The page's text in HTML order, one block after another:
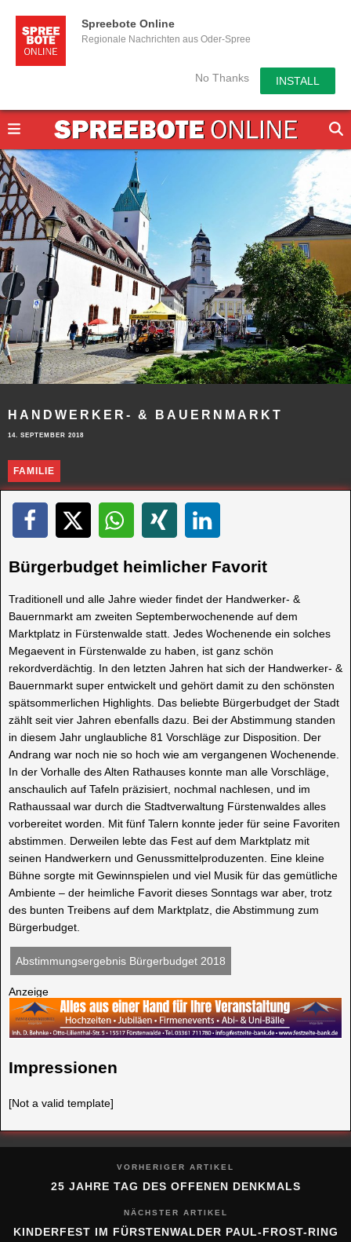
Spreebote Online
Regionale Nachrichten aus Oder-Spree
No Thanks INSTALL
HANDWERKER- & BAUERNMARKT
14. SEPTEMBER 2018
FAMILIE
Bürgerbudget heimlicher Favorit
Traditionell und alle Jahre wieder findet der Handwerker- &
Bauernmarkt am zweiten Septemberwochenende auf dem
Marktplatz in Fürstenwalde statt. Jedes Wochenende ein solches
Megaevent in Fürstenwalde zu haben, ist ganz schön
rekordverdächtig. In den letzten Jahren hat sich der Handwerker- &
Bauernmarkt super entwickelt und gehört damit zu den schönsten
spätsommerlichen Highlights. Das beliebte Bürgerbudget der Stadt
zählt seit vier Jahren ebenfalls dazu. Bei der Abstimmung standen
in diesem Jahr unglaubliche 81 Vorschläge zur Disposition. Der
Andrang war noch nie so hoch wie am vergangenen Wochenende.
In der Vorhalle des Alten Rathauses konnte man alle Vorschläge,
anschaulich auf Tafeln präzisiert, nochmal nachlesen, und im
Rathaussaal war durch die Stadtverwaltung Fürstenwaldes alles
vorbereitet worden. Mit fünf Talern konnte jeder für seine Favoriten
abstimmen. Derweilen lebte das Fest auf dem Marktplatz mit
seinen Handwerkern und Genussmittelproduzenten. Eine kleine
Bühne sorgte mit Gewinnspielen und viel Musik für das gemütliche
Ambiente – der heimliche Favorit dieses Sonntags war aber, trotz
des bunten Treibens auf dem Marktplatz, die Abstimmung zum
Bürgerbudget.
Abstimmungsergebnis Bürgerbudget 2018
Anzeige
Impressionen
[Not a valid template]
NÄCHSTER ARTIKEL
KINDERFEST IM FÜRSTENWALDER PAUL-FROST-RING